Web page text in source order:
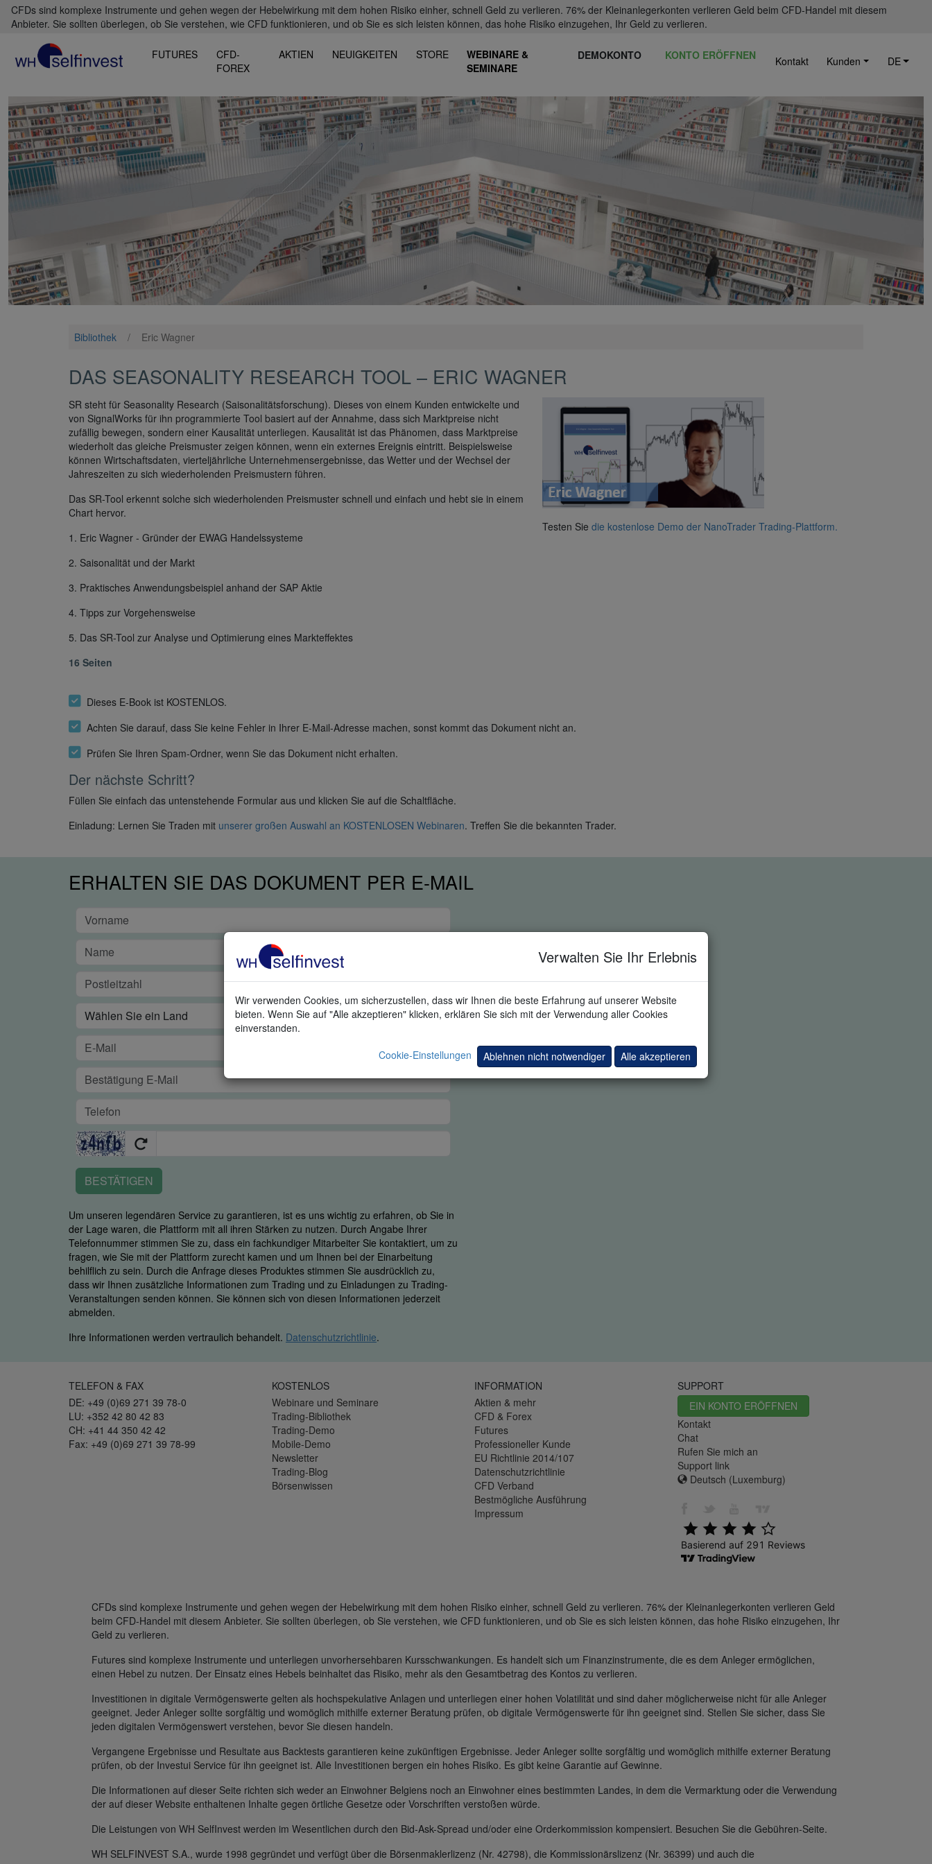
CFDs sind komplexe Instrumente und gehen wegen der Hebelwirkung mit dem hohen Risiko einher, schnell Geld zu verlieren. 76% der Kleinanlegerkonten verlieren Geld beim CFD-Handel mit diesem
Anbieter. Sie sollten überlegen, ob Sie verstehen, wie CFD funktionieren, und ob Sie es sich leisten können, das hohe Risiko einzugehen, Ihr Geld zu verlieren.
FUTURES
CFD-
FOREX
AKTIEN NEUIGKEITEN STORE
WEBINARE &
SEMINARE
DEMOKONTO KONTO ERÖFFNEN Kontakt Kunden DE
Bibliothek / Eric Wagner
DAS SEASONALITY RESEARCH TOOL – ERIC WAGNER
SR steht für Seasonality Research (Saisonalitätsforschung). Dieses von einem Kunden entwickelte und
von SignalWorks für ihn programmierte Tool basiert auf der Annahme, dass sich Marktpreise nicht
zufällig bewegen, sondern einer Kausalität unterliegen. Kausalität ist das Phänomen, dass Marktpreise
wiederholt das gleiche Preismuster zeigen können, wenn ein externes Ereignis eintritt. Beispielsweise
können Wirtschaftsdaten, vierteljährliche Unternehmensergebnisse, das Wetter und der Wechsel der
Jahreszeiten zu sich wiederholenden Preismustern führen.
Das SR-Tool erkennt solche sich wiederholenden Preismuster schnell und einfach und hebt sie in einem
Chart hervor.
1. Eric Wagner - Gründer der EWAG Handelssysteme
2. Saisonalität und der Markt
3. Praktisches Anwendungsbeispiel anhand der SAP Aktie
4. Tipps zur Vorgehensweise
5. Das SR-Tool zur Analyse und Optimierung eines Markteffektes
16 Seiten
Testen Sie die kostenlose Demo der NanoTrader Trading-Plattform.
Dieses E-Book ist KOSTENLOS.
Achten Sie darauf, dass Sie keine Fehler in Ihrer E-Mail-Adresse machen, sonst kommt das Dokument nicht an.
Prüfen Sie Ihren Spam-Ordner, wenn Sie das Dokument nicht erhalten.
Der nächste Schritt?
Füllen Sie einfach das untenstehende Formular aus und klicken Sie auf die Schaltfläche.
Einladung: Lernen Sie Traden mit unserer großen Auswahl an KOSTENLOSEN Webinaren. Treffen Sie die bekannten Trader.
Verwalten Sie Ihr Erlebnis
Wir verwenden Cookies, um sicherzustellen, dass wir Ihnen die beste Erfahrung auf unserer Website
bieten. Wenn Sie auf "Alle akzeptieren" klicken, erklären Sie sich mit der Verwendung aller Cookies
einverstanden.
Cookie-Einstellungen
Ablehnen nicht notwendiger Alle akzeptieren
ERHALTEN SIE DAS DOKUMENT PER E-MAIL
BESTÄTIGEN
Um unseren legendären Service zu garantieren, ist es uns wichtig zu erfahren, ob Sie in
der Lage waren, die Plattform mit all ihren Stärken zu nutzen. Durch Angabe Ihrer
Telefonnummer stimmen Sie zu, dass ein fachkundiger Mitarbeiter Sie kontaktiert, um zu
fragen, wie Sie mit der Plattform zurecht kamen und um Ihnen bei der Einarbeitung
behilflich zu sein. Durch die Anfrage dieses Produktes stimmen Sie ausdrücklich zu,
dass wir Ihnen zusätzliche Informationen zum Trading und zu Einladungen zu Trading-
Veranstaltungen senden können. Sie können sich von diesen Informationen jederzeit
abmelden.
Ihre Informationen werden vertraulich behandelt. Datenschutzrichtlinie.
TELEFON & FAX
DE: +49 (0)69 271 39 78-0
LU: +352 42 80 42 83
CH: +41 44 350 42 42
Fax: +49 (0)69 271 39 78-99
KOSTENLOS
Webinare und Seminare
Trading-Bibliothek
Trading-Demo
Mobile-Demo
Newsletter
Trading-Blog
Börsenwissen
INFORMATION
Aktien & mehr
CFD & Forex
Futures
Professioneller Kunde
EU Richtlinie 2014/107
Datenschutzrichtlinie
CFD Verband
Bestmögliche Ausführung
Impressum
SUPPORT
EIN KONTO ERÖFFNEN
Kontakt
Chat
Rufen Sie mich an
Support link
Deutsch (Luxemburg)
CFDs sind komplexe Instrumente und gehen wegen der Hebelwirkung mit dem hohen Risiko einher, schnell Geld zu verlieren. 76% der Kleinanlegerkonten verlieren Geld
beim CFD-Handel mit diesem Anbieter. Sie sollten überlegen, ob Sie verstehen, wie CFD funktionieren, und ob Sie es sich leisten können, das hohe Risiko einzugehen, Ihr
Geld zu verlieren.
Futures sind komplexe Instrumente und unterliegen unvorhersehbaren Kursschwankungen. Es handelt sich um Finanzinstrumente, die es dem Anleger ermöglichen,
einen Hebel zu nutzen. Der Einsatz eines Hebels beinhaltet das Risiko, mehr als den Gesamtbetrag des Kontos zu verlieren.
Investitionen in digitale Vermögenswerte gelten als hochspekulative Anlagen und unterliegen einer hohen Volatilität und sind daher möglicherweise nicht für alle Anleger
geeignet. Jeder Anleger sollte sorgfältig und womöglich mithilfe externer Beratung prüfen, ob digitale Vermögenswerte für ihn geeignet sind. Stellen Sie sicher, dass Sie
jeden digitalen Vermögenswert verstehen, bevor Sie diesen handeln.
Vergangene Ergebnisse und Resultate aus Backtests garantieren keine zukünftigen Ergebnisse. Jeder Anleger sollte sorgfältig und womöglich mithilfe externer Beratung
prüfen, ob der Investui Service für ihn geeignet ist. Alle Investitionen bergen ein hohes Risiko. Es gibt keine Garantie auf Gewinne.
Die Informationen auf dieser Seite richten sich weder an Einwohner Belgiens noch an Einwohner eines bestimmten Landes, in dem die Vermarktung oder die Verwendung
der auf dieser Website enthaltenen Inhalte gegen örtliche Gesetze oder Vorschriften verstoßen würde.
Die Leistungen von WH SelfInvest werden im Wesentlichen durch den Bid-Ask-Spread und/oder eine Orderkommission kompensiert. Besuchen Sie die Gebühren-Seite.
WH SELFINVEST S.A., wurde 1998 gegründet und verfügt über die Börsenmaklerlizenz (Nr. 42798), die Kommissionärslizenz (Nr. 36399) und auch die